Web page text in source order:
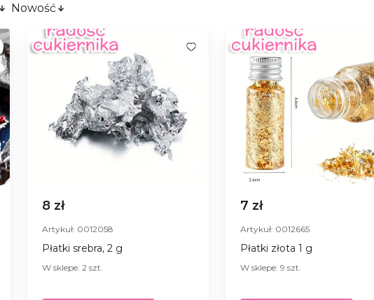
Nowość
8 zł
Artykuł: 0012058
Płatki srebra, 2 g
W sklepe: 2 szt.
7 zł
Artykuł: 0012665
Płatki złota 1 g
W sklepe: 9 szt.